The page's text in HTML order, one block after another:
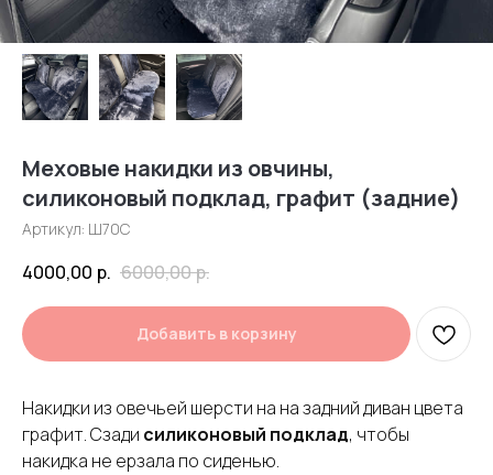
Меховые накидки из овчины,
силиконовый подклад, графит (задние)
Артикул: Ш70С
4000,00 р. 6000,00р.
Добавить в корзину
Накидки из овечьей шерсти на на задний диван цвета
графит. Сзади силиконовый подклад, чтобы
накидка не ерзала по сиденью.